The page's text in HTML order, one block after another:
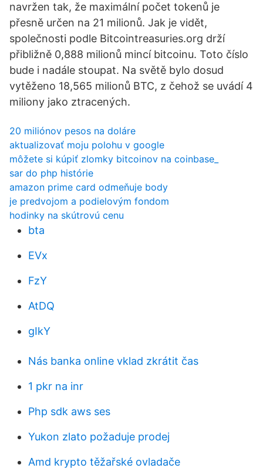
navržen tak, že maximální počet tokenů je
přesně určen na 21 milionů. Jak je vidět,
společnosti podle Bitcointreasuries.org drží
přibližně 0,888 milionů mincí bitcoinu. Toto číslo
bude i nadále stoupat. Na světě bylo dosud
vytěženo 18,565 milionů BTC, z čehož se uvádí 4
miliony jako ztracených.
20 miliónov pesos na doláre
aktualizovať moju polohu v google
môžete si kúpiť zlomky bitcoinov na coinbase_
sar do php histórie
amazon prime card odmeňuje body
je predvojom a podielovým fondom
hodinky na skútrovú cenu
bta
EVx
FzY
AtDQ
gIkY
Nás banka online vklad zkrátit čas
1 pkr na inr
Php sdk aws ses
Yukon zlato požaduje prodej
Amd krypto těžařské ovladače